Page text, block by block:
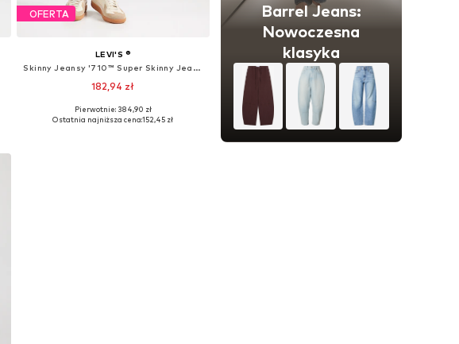
OFERTA
LEVI'S ®
Skinny Jeansy '710™ Super Skinny Jeans'
182,94 zł
Dostępne w różnych rozmiarach
Pierwotnie: 384,90 zł
Ostatnia najniższa cena:152,45 zł
Barrel Jeans:
Nowoczesna
klasyka